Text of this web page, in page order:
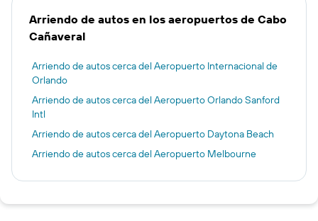
Arriendo de autos en los aeropuertos de Cabo
Cañaveral
Arriendo de autos cerca del Aeropuerto Internacional de
Orlando
Arriendo de autos cerca del Aeropuerto Orlando Sanford
Intl
Arriendo de autos cerca del Aeropuerto Daytona Beach
Arriendo de autos cerca del Aeropuerto Melbourne